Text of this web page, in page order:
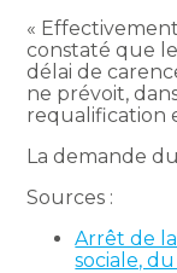
«
constaté que
délai de
ne prévoit,
requalification
La demande
Sources :
Arrêt de
sociale,